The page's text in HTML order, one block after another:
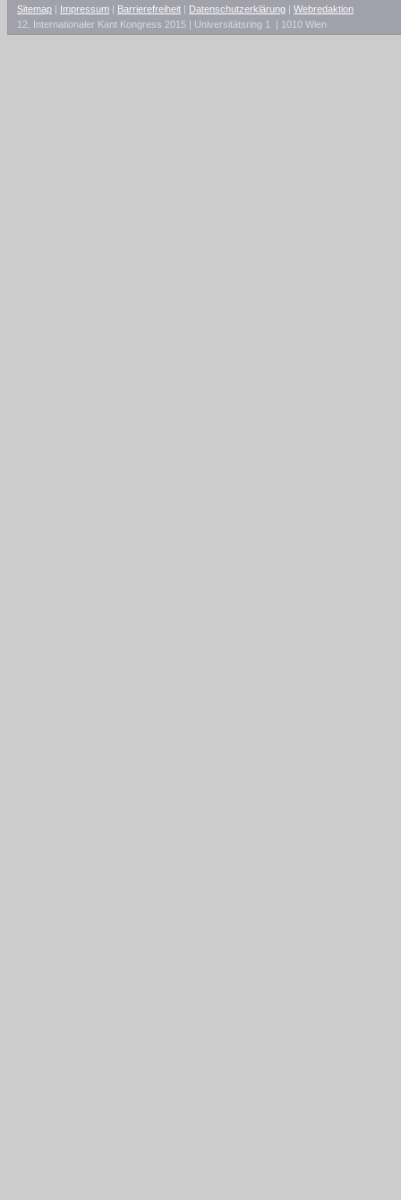
Sitemap | Impressum | Barrierefreiheit | Datenschutzerklärung | Webredaktion
12. Internationaler Kant Kongress 2015 | Universitätsring 1 | 1010 Wien